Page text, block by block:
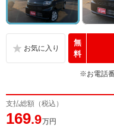
無
料
※お電話番
支払総額（税込）
169.9万円